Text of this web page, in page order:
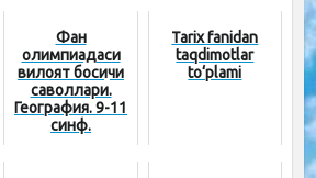
Фан
олимпиадаси
вилоят босқичи
саволлари.
География. 9-11
синф.
Tarix fanidan
taqdimotlar
to‘plami